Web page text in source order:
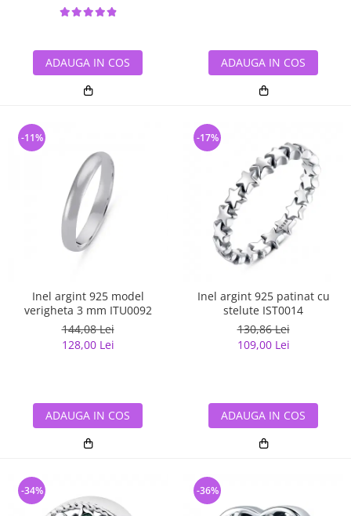
ADAUGA IN COS ADAUGA IN COS
Inel argint 925 model
verigheta 3 mm ITU0092
144,08 Lei
128,00 Lei
-11%
ADAUGA IN COS
Inel argint 925 patinat cu
stelute IST0014
130,86 Lei
109,00 Lei
-17%
ADAUGA IN COS
-34% -36%